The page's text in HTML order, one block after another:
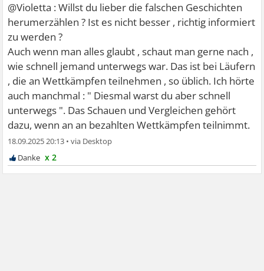
@Violetta : Willst du lieber die falschen Geschichten
herumerzählen ? Ist es nicht besser , richtig informiert
zu werden ?
Auch wenn man alles glaubt , schaut man gerne nach ,
wie schnell jemand unterwegs war. Das ist bei Läufern
, die an Wettkämpfen teilnehmen , so üblich. Ich hörte
auch manchmal : " Diesmal warst du aber schnell
unterwegs ". Das Schauen und Vergleichen gehört
dazu, wenn an an bezahlten Wettkämpfen teilnimmt.
18.09.2025 20:13 •
x 2